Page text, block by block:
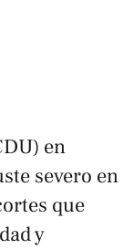
en
severo en
que
y